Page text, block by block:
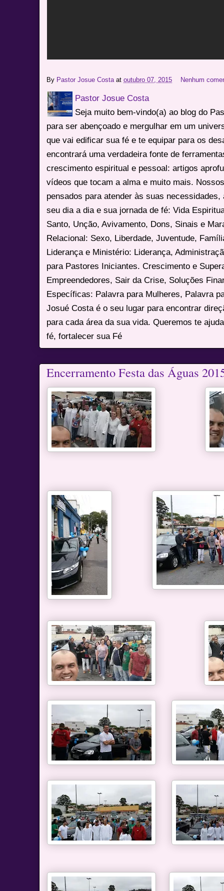
By Pastor Josue Costa atoutubro 07, 2015 Nenhum
Pastor Josue Costa
Seja muito bem-vindo(a) ao blog do
para ser abençoado e mergulhar em um
que vai edificar sua fé e te equipar para os
encontrará uma verdadeira fonte de
crescimento espiritual e pessoal: artigos
vídeos que tocam a alma e muito mais.
pensados para atender às suas
seu dia a dia e sua jornada de fé: Vida
Santo, Unção, Avivamento, Dons, Sinais e
Relacional: Sexo, Liberdade, Juventude,
Liderança e Ministério: Liderança,
para Pastores Iniciantes. Crescimento e
Empreendedores, Sair da Crise, Soluções
Específicas: Palavra para Mulheres, Palavra
Josué Costa é o seu lugar para encontrar
para cada área da sua vida. Queremos te
fé, fortalecer sua Fé
Encerramento Festa das Águas